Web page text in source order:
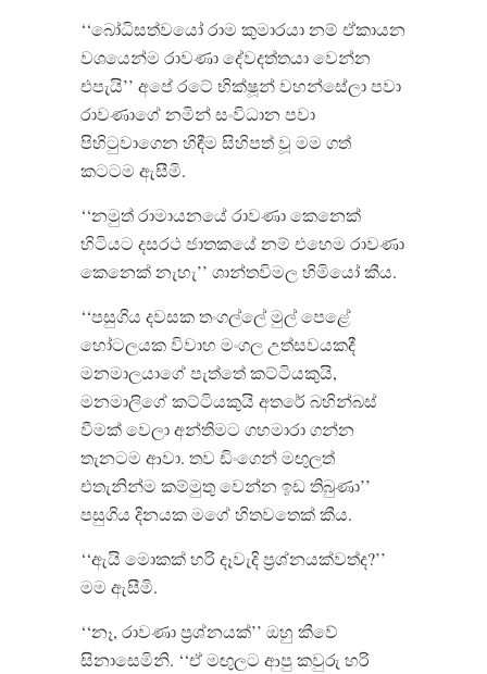
‘‘බෝධිසත්වයෝ රාම කුමාරයා නම් ඒකායන
වශයෙන්ම රාවණා දේවදත්තයා වෙන්න
එපැයි’’ අපේ රටේ භික්ෂූන් වහන්සේලා පවා
රාවණාගේ නමින් සංවිධාන පවා
පිහිටුවාගෙන හිඳීම සිහිපත් වූ මම ගත්
කටටම ඇසීමි.
‘‘නමුත් රාමායනයේ රාවණා කෙනෙක්
හිටියට දසරථ ජාතකයේ නම් එහෙම රාවණා
කෙනෙක් නැහැ’’ ශාන්තවිමල හිමියෝ කීය.
‘‘පසුගිය දවසක තංගල්ලේ මුල් පෙළේ
හෝටලයක විවාහ මංගල උත්සවයකදී
මනමාලයාගේ පැත්තේ කට්ටියකුයි,
මනමාලිගේ කට්ටියකුයි අතරේ බහින්බස්
වීමක් වෙලා අන්තිමට ගහමාරා ගන්න
තැනටම ආවා. තව ඩිංගෙන් මඟුලත්
එතැනින්ම කම්මුතු වෙන්න ඉඩ තිබුණා’’
පසුගිය දිනයක මගේ හිතවතෙක් කීය.
‘‘ඇයි මොකක් හරි දෑවැදි ප්‍රශ්නයක්වත්ද?’’
මම ඇසීමි.
‘‘නෑ, රාවණා ප්‍රශ්නයක්’’ ඔහු කීවේ
සිනාසෙමිනි. ‘‘ඒ මඟුලට ආපු කවුරු හරි